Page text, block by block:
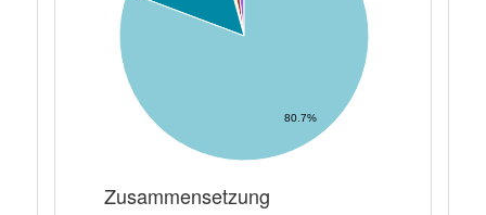
80.7%
Zusammensetzung